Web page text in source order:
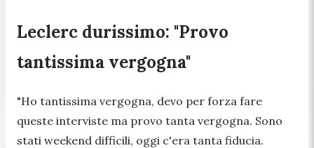
Leclerc durissimo: "Provo
tantissima vergogna"
"Ho tantissima vergogna, devo per forza fare
queste interviste ma provo tanta vergogna. Sono
stati weekend difficili, oggi c'era tanta fiducia.